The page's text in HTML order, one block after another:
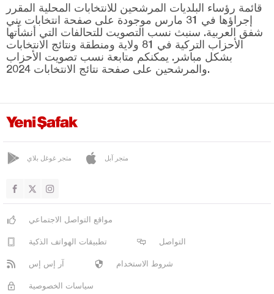
قائمة رؤساء البلديات المرشحين للانتخابات المحلية المقرر
إجراؤها في 31 مارس موجودة على صفحة انتخابات يني
شفق العربية. سنبث نسب التصويت للتحالفات التي أنشأتها
الأحزاب التركية في 81 ولاية ومنطقة ونتائج الانتخابات
بشكل مباشر. يمكنكم متابعة نسب تصويت الأحزاب
والمرشحين على صفحة نتائج الانتخابات 2024.
متجر غوغل بلاي متجر آبل
مواقع التواصل الاجتماعي
تطبيقات الهواتف الذكية التواصل
آر إس إس شروط الاستخدام
سياسات الخصوصية